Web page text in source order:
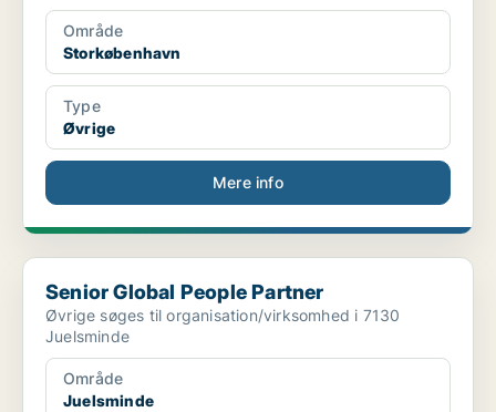
Område
Storkøbenhavn
Type
Øvrige
Mere info
Senior Global People Partner
Senior Global People Partner
Øvrige søges til organisation/virksomhed i 7130
Juelsminde
Område
Juelsminde